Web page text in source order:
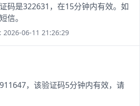
码是322631，在15分钟内有效。如
信。
2026-06-11 21:26:29
，该验证码5分钟内有效，请